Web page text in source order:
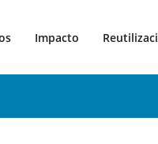
Impacto